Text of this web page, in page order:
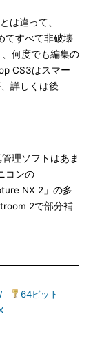
は違って、
てすべて非破壊
何度でも編集の
CS3はスマー
詳しくは後
理ソフトはあま
コンの
NX 2」の多
2で部分補
64ビット